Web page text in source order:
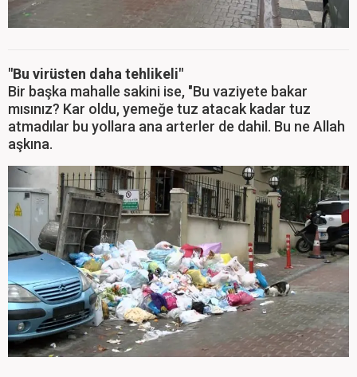
"Bu virüsten daha tehlikeli"
Bir başka mahalle sakini ise, "Bu vaziyete bakar
mısınız? Kar oldu, yemeğe tuz atacak kadar tuz
atmadılar bu yollara ana arterler de dahil. Bu ne Allah
aşkına.